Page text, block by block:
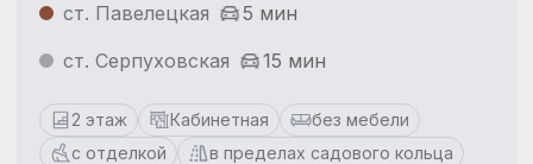
ст. Павелецкая
5 мин
ст. Серпуховская
15 мин
2 этаж Кабинетная
без мебели
с отделкой
в пределах садового кольца